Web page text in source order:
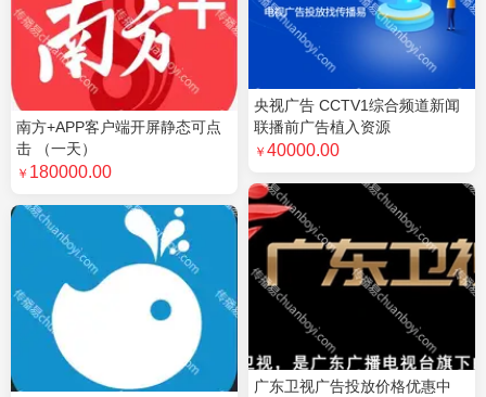
南方+APP客户端开屏静态可点
击 （一天）
￥ 180000.00
央视广告 CCTV1综合频道新闻
联播前广告植入资源
￥ 40000.00
广东卫视广告投放价格优惠中